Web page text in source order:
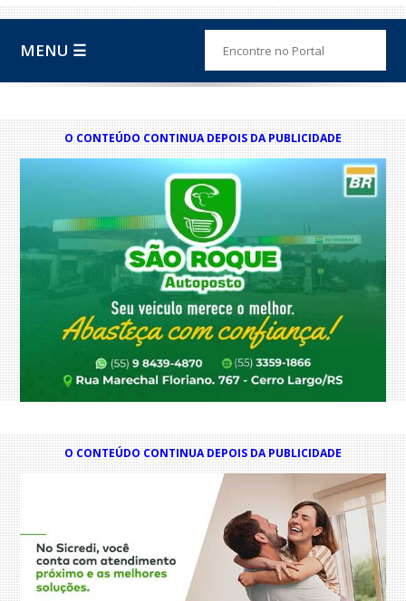
MENU ☰
O CONTEÚDO CONTINUA DEPOIS DA PUBLICIDADE
O CONTEÚDO CONTINUA DEPOIS DA PUBLICIDADE